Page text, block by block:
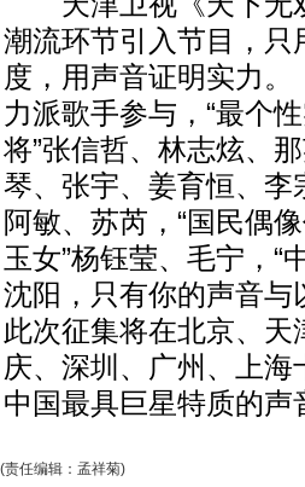
潮流环节引入节目，
度，用声音证明实力
力派歌手参与，“最个
将”张信哲、林志炫、
琴、张宇、姜育恒、李
阿敏、苏芮，“国民偶
玉女”杨钰莹、毛宁，“
沈阳，只有你的声音
此次征集将在北京、
庆、深圳、广州、上海
中国最具巨星特质的声
(责任编辑：孟祥菊)